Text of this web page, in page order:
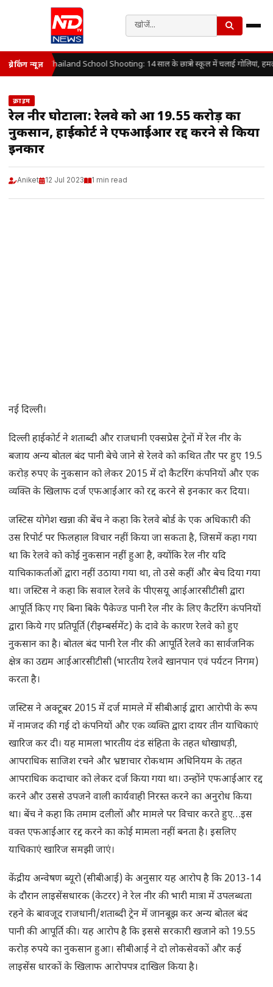
ब्रेकिंग न्यूज़ Thailand School Shooting: 14 साल के छात्र ने स्कूल में चलाई गोलियां,
क्राइम
रेल नीर घोटाला: रेलवे को हुआ 19.55 करोड़ का
नुकसान, हाईकोर्ट ने एफआईआर रद्द करने से किया
इनकार
Aniket 12 Jul 2023 1 min read
नई दिल्ली।
दिल्ली हाईकोर्ट ने शताब्दी और राजधानी एक्सप्रेस ट्रेनों में रेल नीर के
बजाय अन्य बोतल बंद पानी बेचे जाने से रेलवे को कथित तौर पर हुए 19.5
करोड़ रुपए के नुकसान को लेकर 2015 में दो कैटरिंग कंपनियों और एक
व्यक्ति के खिलाफ दर्ज एफआईआर को रद्द करने से इनकार कर दिया।
जस्टिस योगेश खन्ना की बेंच ने कहा कि रेलवे बोर्ड के एक अधिकारी की
उस रिपोर्ट पर फिलहाल विचार नहीं किया जा सकता है, जिसमें कहा गया
था कि रेलवे को कोई नुकसान नहीं हुआ है, क्योंकि रेल नीर यदि
याचिकाकर्ताओं द्वारा नहीं उठाया गया था, तो उसे कहीं और बेच दिया गया
था। जस्टिस ने कहा कि सवाल रेलवे के पीएसयू आईआरसीटीसी द्वारा
आपूर्ति किए गए बिना बिके पैकेज्ड पानी रेल नीर के लिए कैटरिंग कंपनियों
द्वारा किये गए प्रतिपूर्ति (रीइम्बर्समेंट) के दावे के कारण रेलवे को हुए
नुकसान का है। बोतल बंद पानी रेल नीर की आपूर्ति रेलवे का सार्वजनिक
क्षेत्र का उद्यम आईआरसीटीसी (भारतीय रेलवे खानपान एवं पर्यटन निगम)
करता है।
जस्टिस ने अक्टूबर 2015 में दर्ज मामले में सीबीआई द्वारा आरोपी के रूप
में नामजद की गई दो कंपनियों और एक व्यक्ति द्वारा दायर तीन याचिकाएं
खारिज कर दी। यह मामला भारतीय दंड संहिता के तहत धोखाधड़ी,
आपराधिक साजिश रचने और भ्रष्टाचार रोकथाम अधिनियम के तहत
आपराधिक कदाचार को लेकर दर्ज किया गया था। उन्होंने एफआईआर रद्द
करने और उससे उपजने वाली कार्यवाही निरस्त करने का अनुरोध किया
था। बेंच ने कहा कि तमाम दलीलों और मामले पर विचार करते हुए…इस
वक्त एफआईआर रद्द करने का कोई मामला नहीं बनता है। इसलिए
याचिकाएं खारिज समझी जाएं।
केंद्रीय अन्वेषण ब्यूरो (सीबीआई) के अनुसार यह आरोप है कि 2013-14
के दौरान लाइसेंसधारक (केटरर) ने रेल नीर की भारी मात्रा में उपलब्धता
रहने के बावजूद राजधानी/शताब्दी ट्रेन में जानबूझ कर अन्य बोतल बंद
पानी की आपूर्ति की। यह आरोप है कि इससे सरकारी खजाने को 19.55
करोड़ रुपये का नुकसान हुआ। सीबीआई ने दो लोकसेवकों और कई
लाइसेंस धारकों के खिलाफ आरोपपत्र दाखिल किया है।